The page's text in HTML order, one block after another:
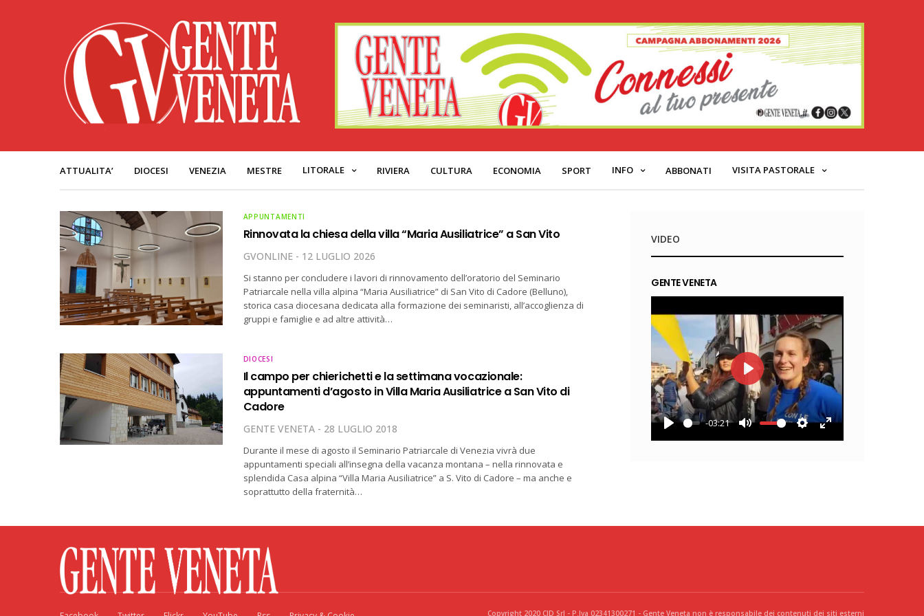
ATTUALITA’ DIOCESI VENEZIA MESTRE LITORALE RIVIERA CULTURA ECONOMIA SPORT INFO ABBONATI VISITA PASTORALE
APPUNTAMENTI
Rinnovata la chiesa della villa “Maria Ausiliatrice” a San Vito
GVONLINE 12 LUGLIO 2026
Si stanno per concludere i lavori di rinnovamento dell’oratorio del Seminario
Patriarcale nella villa alpina “Maria Ausiliatrice” di San Vito di Cadore (Belluno),
storica casa diocesana dedicata alla formazione dei seminaristi, all’accoglienza di
gruppi e famiglie e ad altre attività…
DIOCESI
Il campo per chierichetti e la settimana vocazionale:
appuntamenti d’agosto in Villa Maria Ausiliatrice a San Vito di
Cadore
GENTE VENETA 28 LUGLIO 2018
Durante il mese di agosto il Seminario Patriarcale di Venezia vivrà due
appuntamenti speciali all’insegna della vacanza montana – nella rinnovata e
splendida Casa alpina “Villa Maria Ausiliatrice” a S. Vito di Cadore – ma anche e
soprattutto della fraternità…
VIDEO
GENTE VENETA
-03:21
Play
Copyright 2020 CID Srl - P.Iva 02341300271 - Gente Veneta non è responsabile dei contenuti dei siti esterni